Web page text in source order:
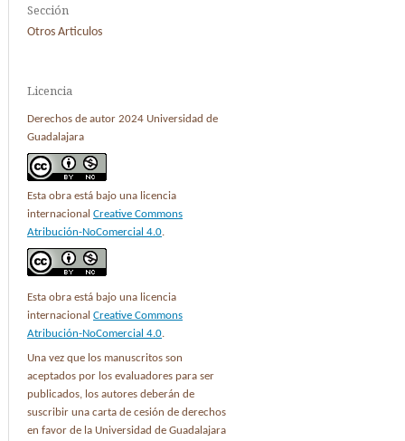
Sección
Otros Articulos
Licencia
Derechos de autor 2024 Universidad de
Guadalajara
Esta obra está bajo una licencia
internacional Creative Commons
Atribución-NoComercial 4.0.
Esta obra está bajo una licencia
internacional Creative Commons
Atribución-NoComercial 4.0.
Una vez que los manuscritos son
aceptados por los evaluadores para ser
publicados, los autores deberán de
suscribir una carta de cesión de derechos
en favor de la Universidad de Guadalajara